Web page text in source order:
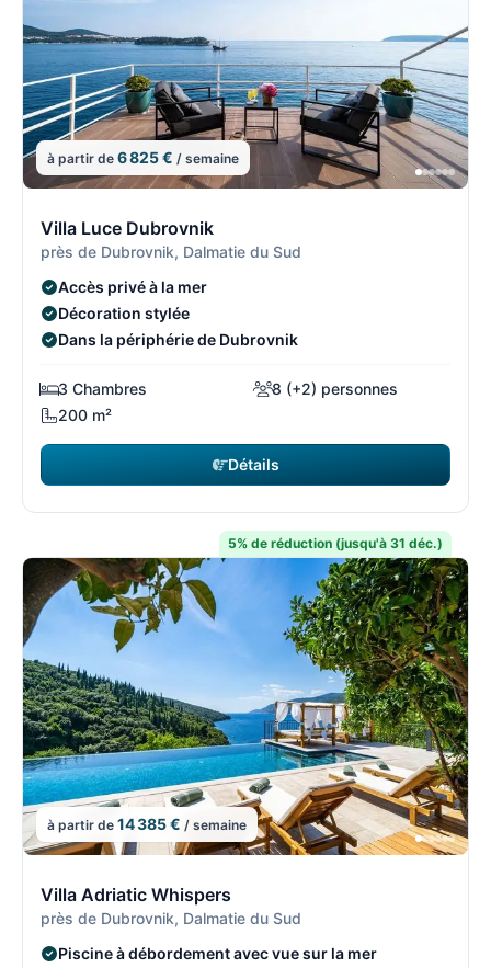
à partir de 6 825 € / semaine
Villa Luce Dubrovnik
près de Dubrovnik, Dalmatie du Sud
Accès privé à la mer
Décoration stylée
Dans la périphérie de Dubrovnik
3 Chambres
8 (+2) personnes
200 m²
Détails
5% de réduction (jusqu'à 31 déc.)
à partir de 14 385 € / semaine
Villa Adriatic Whispers
près de Dubrovnik, Dalmatie du Sud
Piscine à débordement avec vue sur la mer